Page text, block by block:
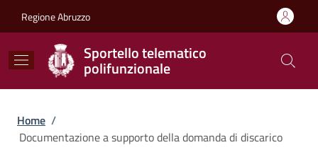
Regione Abruzzo
Sportello telematico
polifunzionale
Briciole di pane
Home /
Documentazione a supporto della domanda di discarico